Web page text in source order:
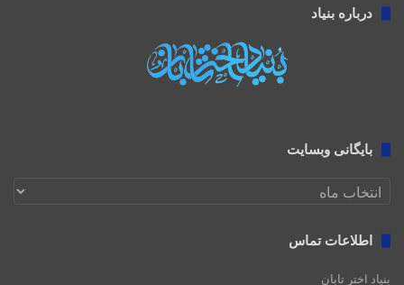
درباره بنیاد
بایگانی وبسایت
بایگانی
اطلاعات تماس
بنیاد اختر تابان